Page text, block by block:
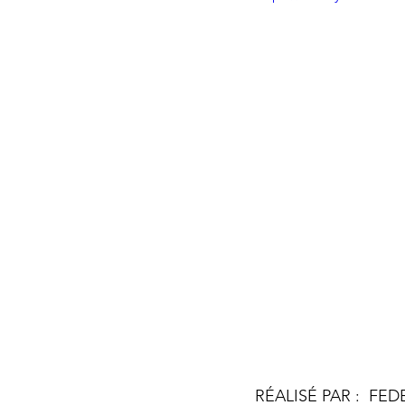
RÉALISÉ PAR :